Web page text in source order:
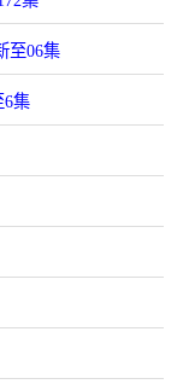
至06集
6集